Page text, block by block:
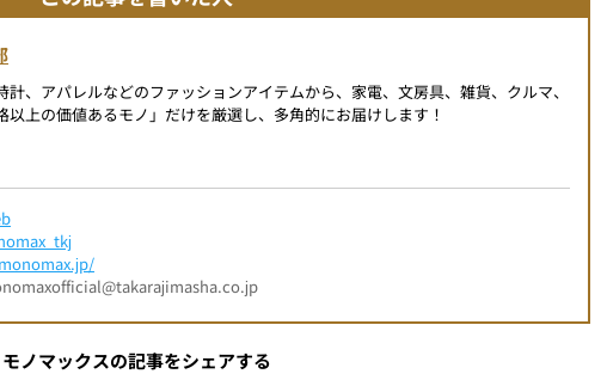
計、アパレルなどのファッションアイテムから、家電、文房具、雑貨、クルマ、
以上の価値あるモノ」だけを厳選し、多角的にお届けします！
モノマックスの記事をシェアする